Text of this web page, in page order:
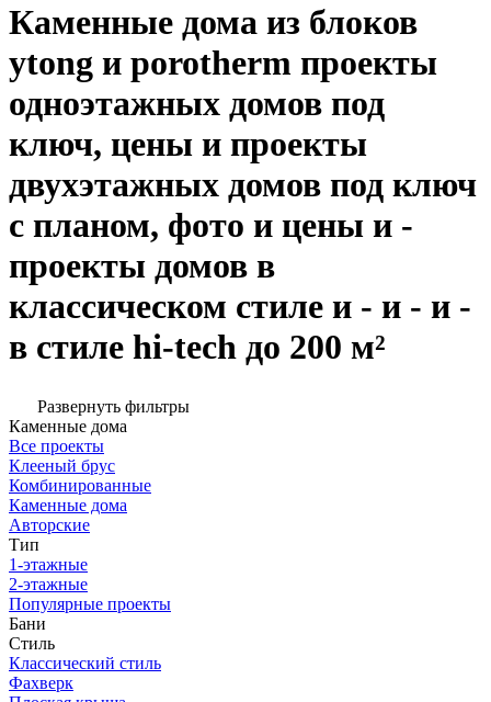
Каменные дома из блоков
ytong и porotherm проекты
одноэтажных домов под
ключ, цены и проекты
двухэтажных домов под ключ
с планом, фото и цены и -
проекты домов в
классическом стиле и - и - и -
в стиле hi-tech до 200 м²
Развернуть фильтры
Каменные дома
Все проекты
Клееный брус
Комбинированные
Каменные дома
Авторские
Тип
1-этажные
2-этажные
Популярные проекты
Бани
Стиль
Классический стиль
Фахверк